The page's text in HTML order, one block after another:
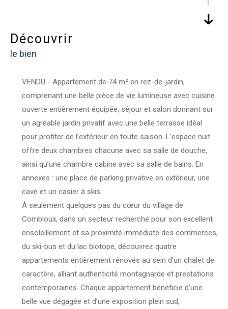
découvrir
le bien
VENDU - Appartement de 74 m² en rez-de-jardin,
comprenant une belle pièce de vie lumineuse avec cuisine
ouverte entièrement équipée, séjour et salon donnant sur
un agréable jardin privatif avec une belle terrasse idéal
pour profiter de l’extérieur en toute saison. L’espace nuit
offre deux chambres chacune avec sa salle de douche,
ainsi qu’une chambre cabine avec sa salle de bains. En
annexes : une place de parking privative en extérieur, une
cave et un casier à skis.
À seulement quelques pas du cœur du village de
Combloux, dans un secteur recherché pour son excellent
ensoleillement et sa proximité immédiate des commerces,
du ski-bus et du lac biotope, découvrez quatre
appartements entièrement rénovés au sein d’un chalet de
caractère, alliant authenticité montagnarde et prestations
contemporaines. Chaque appartement bénéficie d’une
belle vue dégagée et d’une exposition plein sud,